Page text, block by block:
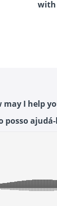
with
may I help
posso